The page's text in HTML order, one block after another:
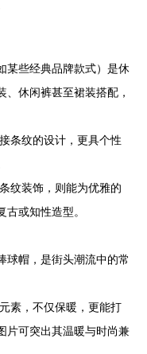
某些经典品牌款式）是休
休闲裤甚至裙装搭配，
条纹的设计，更具个性
纹装饰，则能为优雅的
或知性造型。
球帽，是街头潮流中的常
素，不仅保暖，更能打
片可突出其温暖与时尚兼